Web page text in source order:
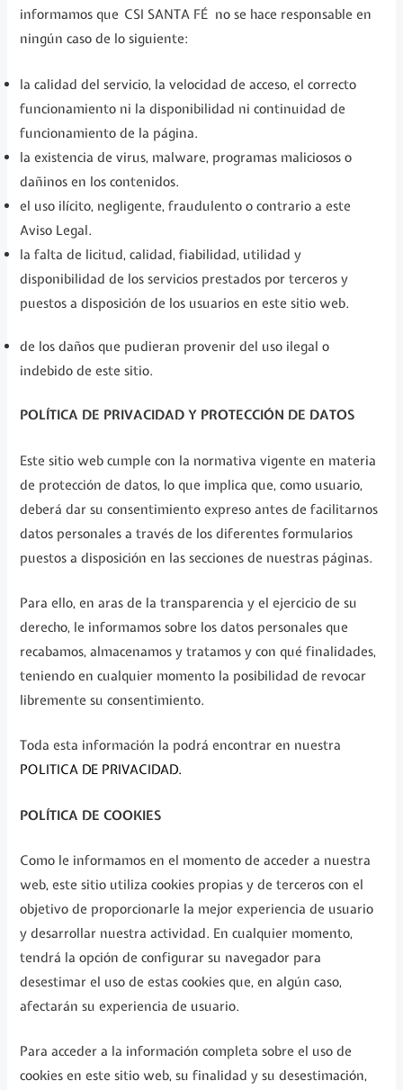
informamos que CSI SANTA FÉ no se hace responsable en
ningún caso de lo siguiente:
la calidad del servicio, la velocidad de acceso, el correcto
funcionamiento ni la disponibilidad ni continuidad de
funcionamiento de la página.
la existencia de virus, malware, programas maliciosos o
dañinos en los contenidos.
el uso ilícito, negligente, fraudulento o contrario a este
Aviso Legal.
la falta de licitud, calidad, fiabilidad, utilidad y
disponibilidad de los servicios prestados por terceros y
puestos a disposición de los usuarios en este sitio web.
de los daños que pudieran provenir del uso ilegal o
indebido de este sitio.
POLÍTICA DE PRIVACIDAD Y PROTECCIÓN DE DATOS
Este sitio web cumple con la normativa vigente en materia
de protección de datos, lo que implica que, como usuario,
deberá dar su consentimiento expreso antes de facilitarnos
datos personales a través de los diferentes formularios
puestos a disposición en las secciones de nuestras páginas.
Para ello, en aras de la transparencia y el ejercicio de su
derecho, le informamos sobre los datos personales que
recabamos, almacenamos y tratamos y con qué finalidades,
teniendo en cualquier momento la posibilidad de revocar
libremente su consentimiento.
Toda esta información la podrá encontrar en nuestra
POLITICA DE PRIVACIDAD.
POLÍTICA DE COOKIES
Como le informamos en el momento de acceder a nuestra
web, este sitio utiliza cookies propias y de terceros con el
objetivo de proporcionarle la mejor experiencia de usuario
y desarrollar nuestra actividad. En cualquier momento,
tendrá la opción de configurar su navegador para
desestimar el uso de estas cookies que, en algún caso,
afectarán su experiencia de usuario.
Para acceder a la información completa sobre el uso de
cookies en este sitio web, su finalidad y su desestimación,